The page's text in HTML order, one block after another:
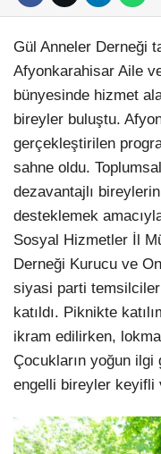
Gül Anneler Derneği
Afyonkarahisar Aile
bünyesinde hizmet
bireyler buluştu.
gerçekleştirilen
sahne oldu.
dezavantajlı
desteklemek
Sosyal Hizmetler İl
Derneği Kurucu ve
siyasi parti
katıldı. Piknikte
ikram edilirken,
Çocukların yoğun
engelli bireyler keyifli